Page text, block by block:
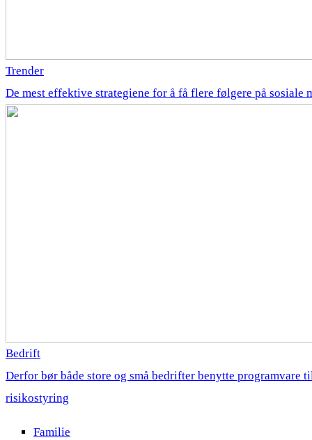
Trender
De mest effektive strategiene for å få flere følgere på sosiale
Bedrift
Derfor bør både store og små bedrifter benytte programvare
risikostyring
Familie